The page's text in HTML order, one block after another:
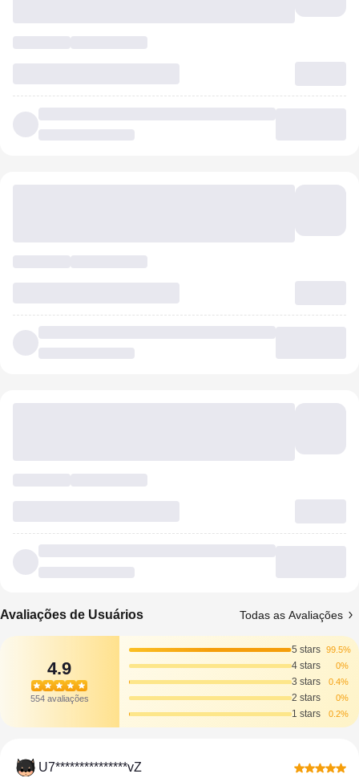
Avaliações de Usuários Todas as Avaliações
4.9
554 avaliações
5 stars 99.5%
4 stars 0%
3 stars 0.4%
2 stars 0%
1 stars 0.2%
U7***************vZ